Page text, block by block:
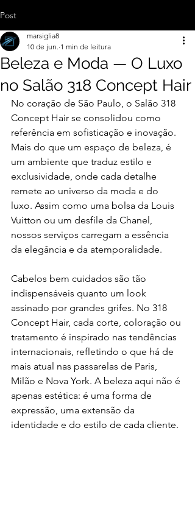
Post
Beleza e Moda — O Luxo
no Salão 318 Concept Hair
marsiglia8
10 de jun. 1 min de leitura
No coração de São Paulo, o Salão 318
Concept Hair se consolidou como
referência em sofisticação e inovação.
Mais do que um espaço de beleza, é
um ambiente que traduz estilo e
exclusividade, onde cada detalhe
remete ao universo da moda e do
luxo. Assim como uma bolsa da Louis
Vuitton ou um desfile da Chanel,
nossos serviços carregam a essência
da elegância e da atemporalidade.
Cabelos bem cuidados são tão
indispensáveis quanto um look
assinado por grandes grifes. No 318
Concept Hair, cada corte, coloração ou
tratamento é inspirado nas tendências
internacionais, refletindo o que há de
mais atual nas passarelas de Paris,
Milão e Nova York. A beleza aqui não é
apenas estética: é uma forma de
expressão, uma extensão da
identidade e do estilo de cada cliente.